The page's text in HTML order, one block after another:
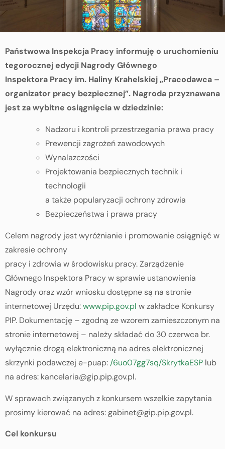
Państwowa Inspekcja Pracy informuję o uruchomieniu
tegorocznej edycji Nagrody Głównego
Inspektora Pracy im. Haliny Krahelskiej „Pracodawca –
organizator pracy bezpiecznej”. Nagroda przyznawana
jest za wybitne osiągnięcia w dziedzinie:
Nadzoru i kontroli przestrzegania prawa pracy
Prewencji zagrożeń zawodowych
Wynalazczości
Projektowania bezpiecznych technik i
technologii
a także popularyzacji ochrony zdrowia
Bezpieczeństwa i prawa pracy
Celem nagrody jest wyróżnianie i promowanie osiągnięć w
zakresie ochrony
pracy i zdrowia w środowisku pracy. Zarządzenie
Głównego Inspektora Pracy w sprawie ustanowienia
Nagrody oraz wzór wniosku dostępne są na stronie
internetowej Urzędu:www.pip.gov.pl w zakładce Konkursy
PIP. Dokumentację – zgodną ze wzorem zamieszczonym na
stronie internetowej – należy składać do 30 czerwca br.
wyłącznie drogą elektroniczną na adres elektronicznej
skrzynki podawczej e-puap:/6uo07gg7sq/SkrytkaESP lub
na adres: kancelaria@gip.pip.gov.pl.
W sprawach związanych z konkursem wszelkie zapytania
prosimy kierować na adres: gabinet@gip.pip.gov.pl.
Cel konkursu